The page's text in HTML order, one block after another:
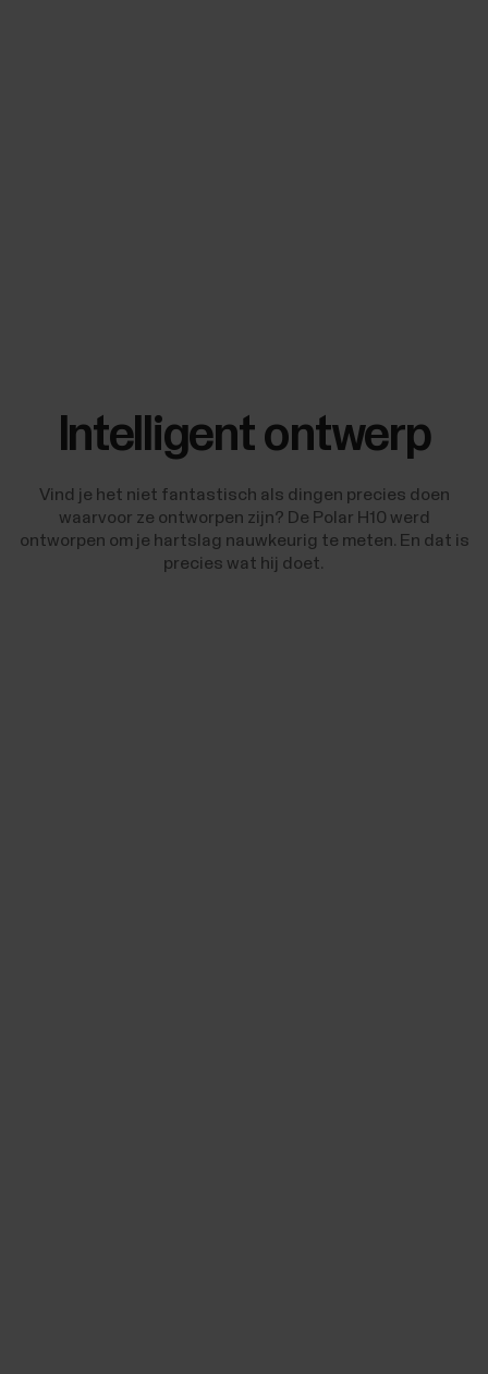
Intelligent ontwerp
Vind je het niet fantastisch als dingen precies doen
waarvoor ze ontworpen zijn? De Polar H10 werd
ontworpen om je hartslag nauwkeurig te meten. En dat is
precies wat hij doet.